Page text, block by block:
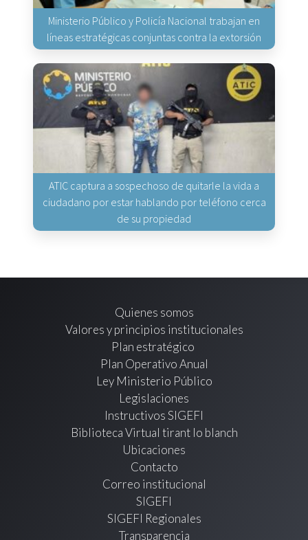
Ministerio Público y Policía Nacional trabajan en
líneas estratégicas conjuntas contra la extorsión
ATIC captura a sospechoso de quitarle la vida a
ciudadano por estar hablando por teléfono cerca
de su propiedad
Quienes somos
Valores y principios institucionales
Plan estratégico
Plan Operativo Anual
Ley Ministerio Público
Legislaciones
Instructivos SIGEFI
Biblioteca Virtual tirant lo blanch
Ubicaciones
Contacto
Correo institucional
SIGEFI
SIGEFI Regionales
Transparencia